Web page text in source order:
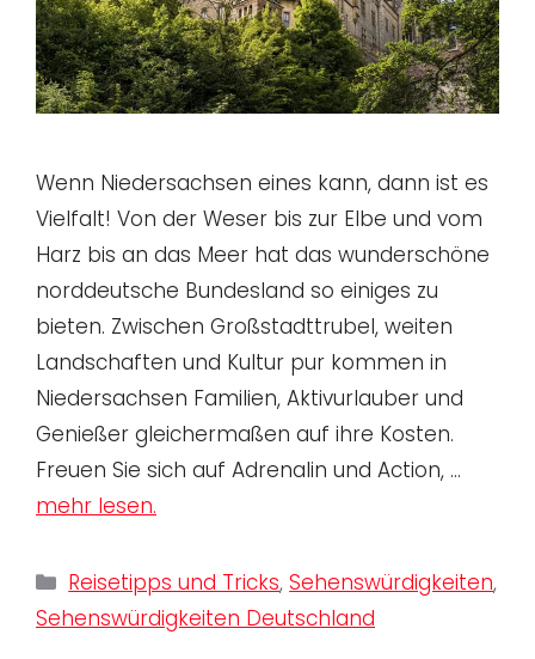
Wenn Niedersachsen eines kann, dann ist es
Vielfalt! Von der Weser bis zur Elbe und vom
Harz bis an das Meer hat das wunderschöne
norddeutsche Bundesland so einiges zu
bieten. Zwischen Großstadttrubel, weiten
Landschaften und Kultur pur kommen in
Niedersachsen Familien, Aktivurlauber und
Genießer gleichermaßen auf ihre Kosten.
Freuen Sie sich auf Adrenalin und Action, …
mehr lesen.
Kategorien
Reisetipps und Tricks,Sehenswürdigkeiten,
Sehenswürdigkeiten Deutschland